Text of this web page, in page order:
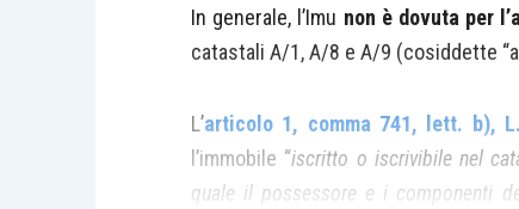
In generale, l’Imu non è dovuta per
catastali A/1, A/8 e A/9 (cosiddette
L’articolo 1, comma 741, lett. b),
l’immobile “iscritto o iscrivibile nel
quale il possessore e i componenti